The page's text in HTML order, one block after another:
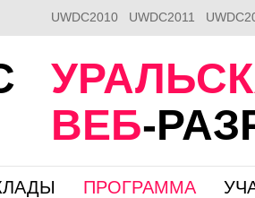
UWDC2010 UWDC2011
ВЕБ-
ПРОГРАММА